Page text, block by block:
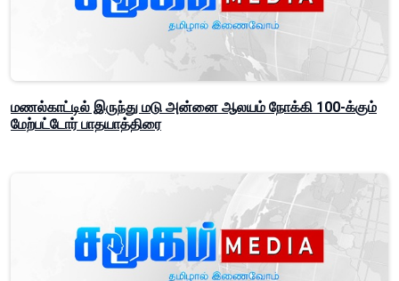
மணல்காட்டில் இருந்து மடு அன்னை ஆலயம் நோக்கி 100-க்கும்
மேற்பட்டோர் பாதயாத்திரை